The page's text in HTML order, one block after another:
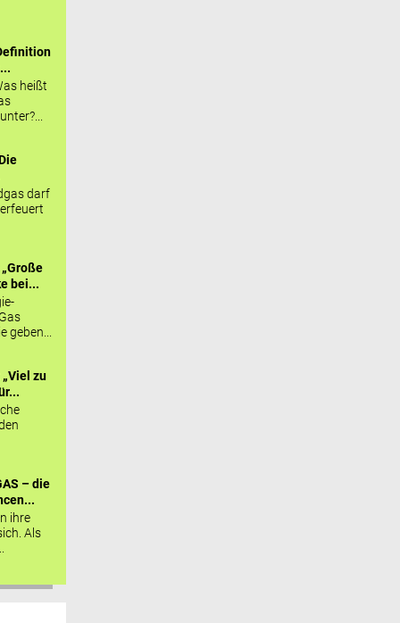
heißt
darf
„Große
bei...
geben...
„Viel zu
– die
ihre
Als